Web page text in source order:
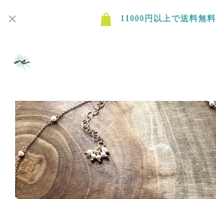
11000円以上で送料無料